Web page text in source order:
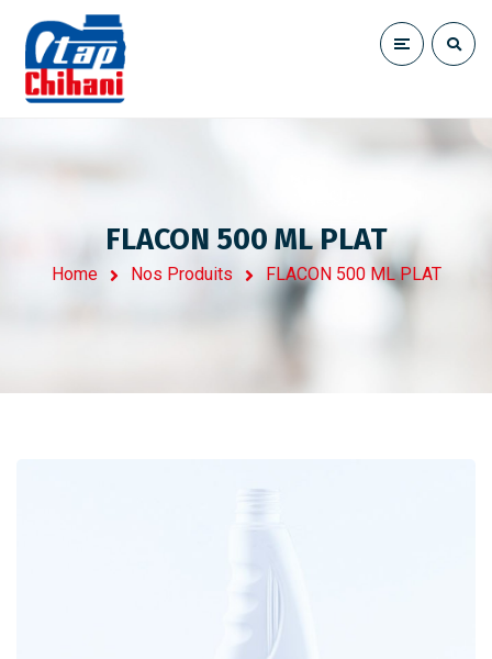
FLACON 500 ML PLAT
Home Nos Produits FLACON 500 ML PLAT